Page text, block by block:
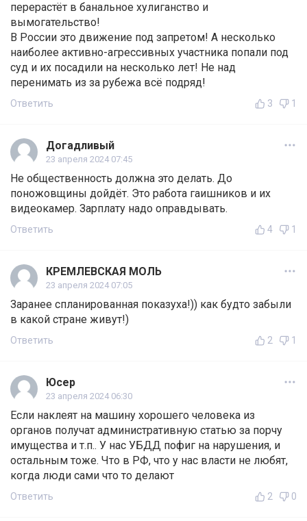
перерастёт в банальное хулиганство и
вымогательство!
В России это движение под запретом! А несколько
наиболее активно-агрессивных участника попали под
суд и их посадили на несколько лет! Не над
перенимать из за рубежа всё подряд!
Ответить 3 1
Догадливый
23 апреля 2024 07:45
Не общественность должна это делать. До
поножовщины дойдёт. Это работа гаишников и их
видеокамер. Зарплату надо оправдывать.
Ответить 4 1
КРЕМЛЕВСКАЯ МОЛЬ
23 апреля 2024 07:05
Заранее спланированная показуха!)) как будто забыли
в какой стране живут!)
Ответить 2 1
Юсер
23 апреля 2024 06:30
Если наклеят на машину хорошего человека из
органов получат административную статью за порчу
имущества и т.п.. У нас УБДД пофиг на нарушения, и
остальным тоже. Что в РФ, что у нас власти не любят,
когда люди сами что то делают
Ответить 2 0